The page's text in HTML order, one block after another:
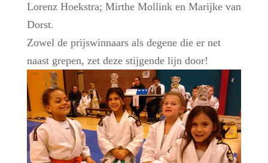
Lorenz Hoekstra; Mirthe Mollink en Marijke van
Dorst.
Zowel de prijswinnaars als degene die er net
naast grepen, zet deze stijgende lijn door!